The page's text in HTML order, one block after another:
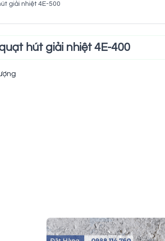
giải nhiệt 4E-500
hút giải nhiệt 4E-400